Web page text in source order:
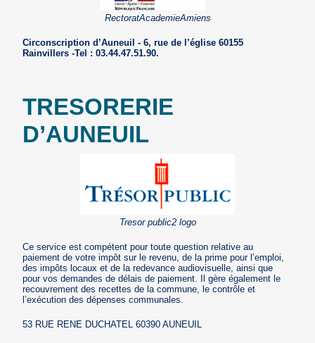
RectoratAcademieAmiens
Circonscription d’Auneuil - 6, rue de l’église 60155
Rainvillers -Tel : 03.44.47.51.90.
TRESORERIE
D’AUNEUIL
Tresor public2 logo
Ce service est compétent pour toute question relative au
paiement de votre impôt sur le revenu, de la prime pour l’emploi,
des impôts locaux et de la redevance audiovisuelle, ainsi que
pour vos demandes de délais de paiement. Il gère également le
recouvrement des recettes de la commune, le contrôle et
l’exécution des dépenses communales.
53 RUE RENE DUCHATEL 60390 AUNEUIL